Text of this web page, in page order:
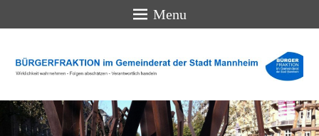
Menu
BÜRGERFRAKTION im
Gemeinderat der Stadt
Mannheim